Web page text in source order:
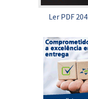
Ler PDF 204